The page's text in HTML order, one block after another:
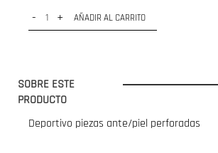
- + AÑADIR AL CARRITO
SOBRE ESTE
PRODUCTO
Deportivo piezas ante/piel perforadas